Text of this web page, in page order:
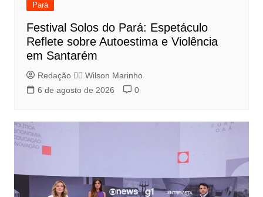
Pará
Festival Solos do Pará: Espetáculo
Reflete sobre Autoestima e Violência
em Santarém
Redação 👨‍⚖️​ Wilson Marinho
6 de agosto de 2026
0